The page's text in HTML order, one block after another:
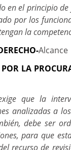
en el principio
por los
la
Alcance
LA
que la
analizadas a
debe ser
para que
recurso de